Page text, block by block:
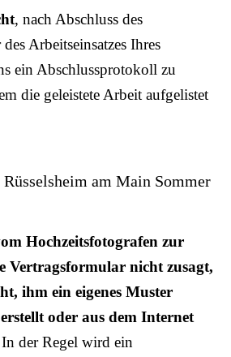
, nach Abschluss des
Arbeitseinsatzes Ihres
ein Abschlussprotokoll zu
die geleistete Arbeit aufgelistet
Hochzeitsfotografen zur
Vertragsformular nicht zusagt,
ihm ein eigenes Muster
oder aus dem Internet
der Regel wird ein